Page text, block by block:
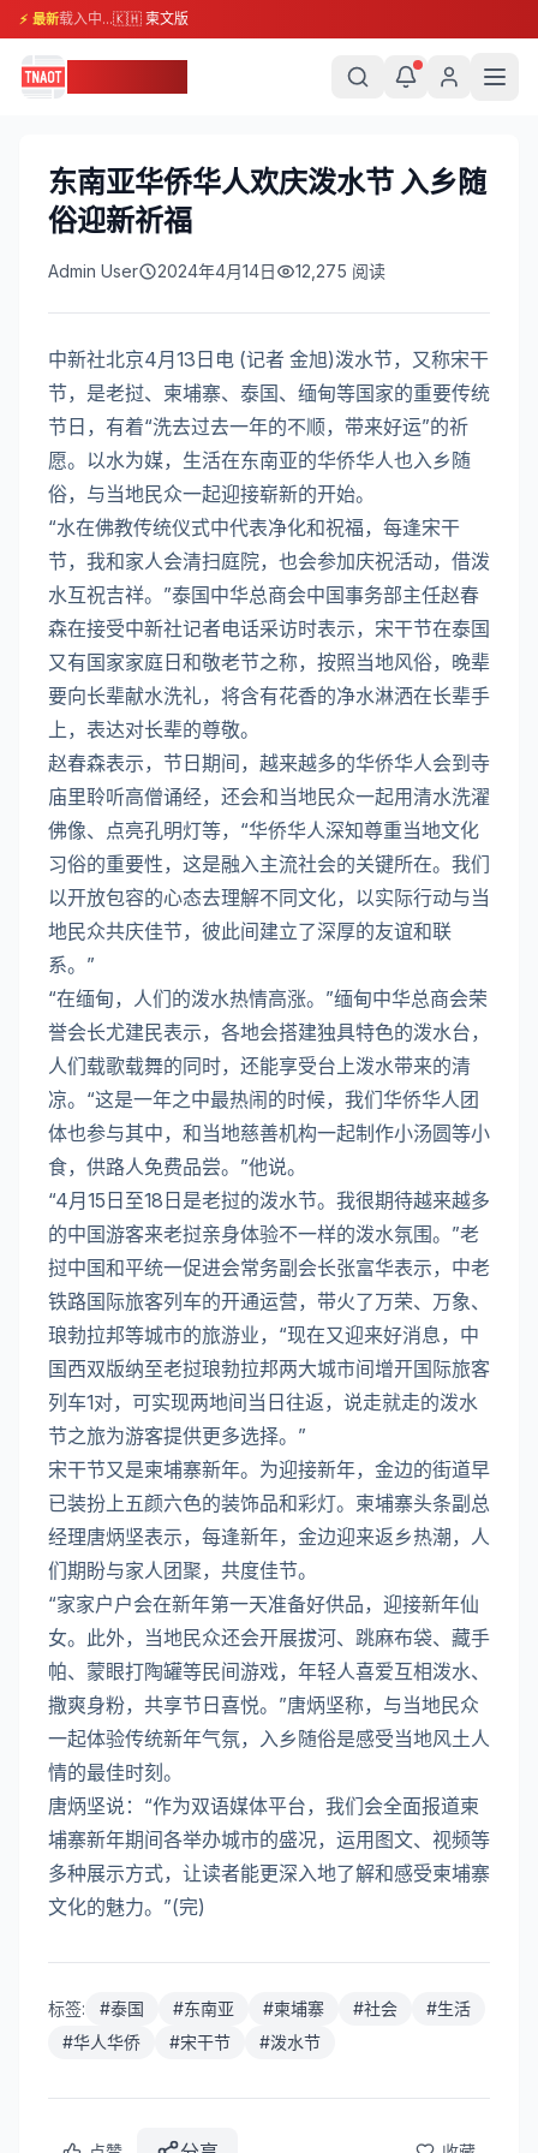
⚡ 最新载入中...🇰🇭 柬文版
东南亚华侨华人欢庆泼水节 入乡随
俗迎新祈福
Admin User 2024年4月14日 12,275 阅读
中新社北京4月13日电 (记者 金旭)泼水节，又称宋干
节，是老挝、柬埔寨、泰国、缅甸等国家的重要传统
节日，有着“洗去过去一年的不顺，带来好运”的祈
愿。以水为媒，生活在东南亚的华侨华人也入乡随
俗，与当地民众一起迎接崭新的开始。
“水在佛教传统仪式中代表净化和祝福，每逢宋干
节，我和家人会清扫庭院，也会参加庆祝活动，借泼
水互祝吉祥。”泰国中华总商会中国事务部主任赵春
森在接受中新社记者电话采访时表示，宋干节在泰国
又有国家家庭日和敬老节之称，按照当地风俗，晚辈
要向长辈献水洗礼，将含有花香的净水淋洒在长辈手
上，表达对长辈的尊敬。
赵春森表示，节日期间，越来越多的华侨华人会到寺
庙里聆听高僧诵经，还会和当地民众一起用清水洗濯
佛像、点亮孔明灯等，“华侨华人深知尊重当地文化
习俗的重要性，这是融入主流社会的关键所在。我们
以开放包容的心态去理解不同文化，以实际行动与当
地民众共庆佳节，彼此间建立了深厚的友谊和联
系。”
“在缅甸，人们的泼水热情高涨。”缅甸中华总商会荣
誉会长尤建民表示，各地会搭建独具特色的泼水台，
人们载歌载舞的同时，还能享受台上泼水带来的清
凉。“这是一年之中最热闹的时候，我们华侨华人团
体也参与其中，和当地慈善机构一起制作小汤圆等小
食，供路人免费品尝。”他说。
“4月15日至18日是老挝的泼水节。我很期待越来越多
的中国游客来老挝亲身体验不一样的泼水氛围。”老
挝中国和平统一促进会常务副会长张富华表示，中老
铁路国际旅客列车的开通运营，带火了万荣、万象、
琅勃拉邦等城市的旅游业，“现在又迎来好消息，中
国西双版纳至老挝琅勃拉邦两大城市间增开国际旅客
列车1对，可实现两地间当日往返，说走就走的泼水
节之旅为游客提供更多选择。”
宋干节又是柬埔寨新年。为迎接新年，金边的街道早
已装扮上五颜六色的装饰品和彩灯。柬埔寨头条副总
经理唐炳坚表示，每逢新年，金边迎来返乡热潮，人
们期盼与家人团聚，共度佳节。
“家家户户会在新年第一天准备好供品，迎接新年仙
女。此外，当地民众还会开展拔河、跳麻布袋、藏手
帕、蒙眼打陶罐等民间游戏，年轻人喜爱互相泼水、
撒爽身粉，共享节日喜悦。”唐炳坚称，与当地民众
一起体验传统新年气氛，入乡随俗是感受当地风土人
情的最佳时刻。
唐炳坚说：“作为双语媒体平台，我们会全面报道柬
埔寨新年期间各举办城市的盛况，运用图文、视频等
多种展示方式，让读者能更深入地了解和感受柬埔寨
文化的魅力。”(完)
标签: #泰国 #东南亚 #柬埔寨 #社会 #生活
#华人华侨 #宋干节 #泼水节